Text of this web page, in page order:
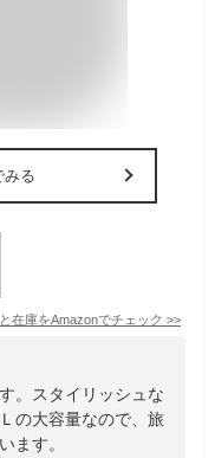
みる
在庫をAmazonでチェック >>
。スタイリッシュな
の大容量なので、旅
ます。